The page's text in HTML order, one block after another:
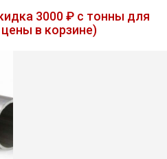
3000 ₽ с тонны для
в корзине)